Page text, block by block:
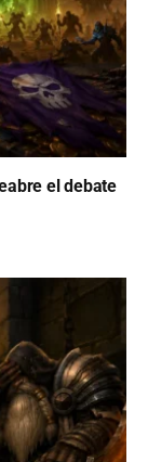
el debate